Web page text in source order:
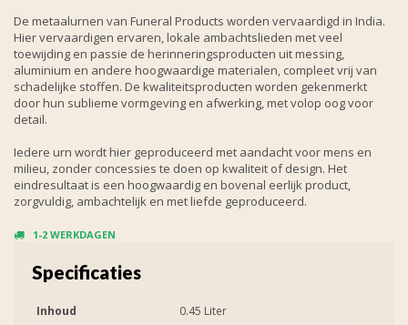
De metaalurnen van Funeral Products worden vervaardigd in India.
Hier vervaardigen ervaren, lokale ambachtslieden met veel
toewijding en passie de herinneringsproducten uit messing,
aluminium en andere hoogwaardige materialen, compleet vrij van
schadelijke stoffen. De kwaliteitsproducten worden gekenmerkt
door hun sublieme vormgeving en afwerking, met volop oog voor
detail.
Iedere urn wordt hier geproduceerd met aandacht voor mens en
milieu, zonder concessies te doen op kwaliteit of design. Het
eindresultaat is een hoogwaardig en bovenal eerlijk product,
zorgvuldig, ambachtelijk en met liefde geproduceerd.
1-2 WERKDAGEN
Specificaties
Inhoud
0.45 Liter